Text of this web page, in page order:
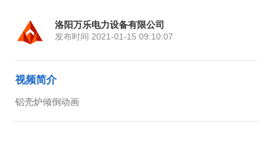
洛阳万乐电力设备有限公司
发布时间 2021-01-15 09:10:07
视频简介
铝壳炉倾倒动画